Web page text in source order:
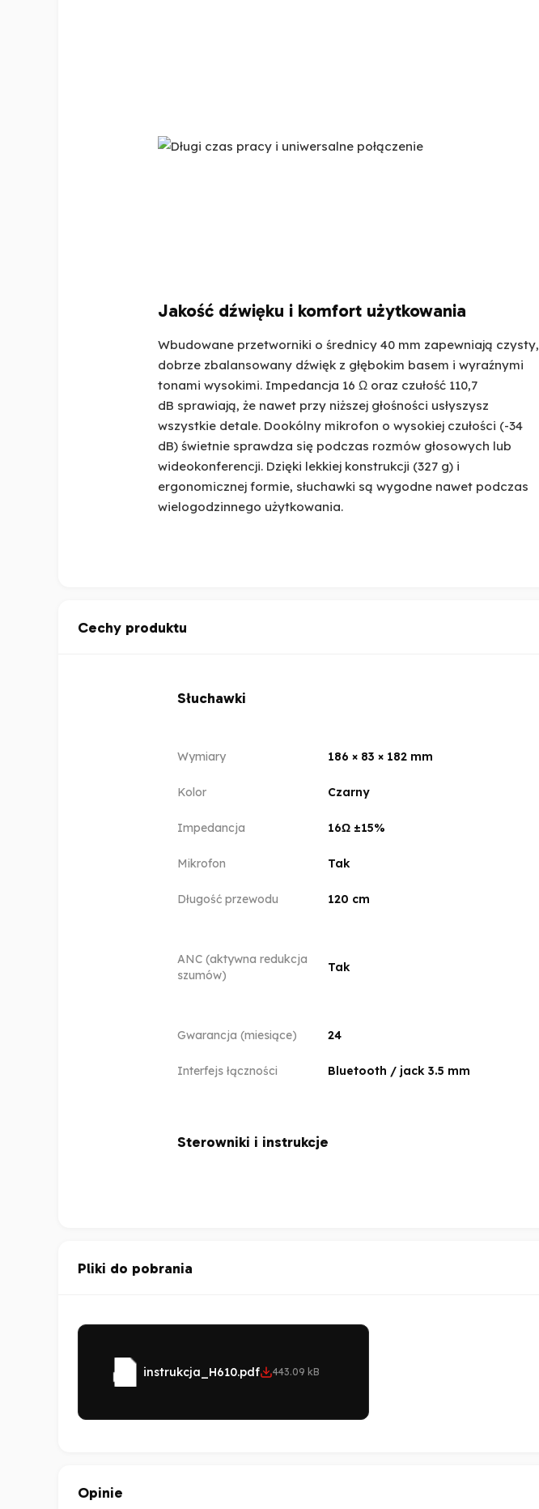
Jakość dźwięku i komfort użytkowania
Wbudowane przetworniki o średnicy 40 mm zapewniają czysty,
dobrze zbalansowany dźwięk z głębokim basem i wyraźnymi
tonami wysokimi. Impedancja 16 Ω oraz czułość 110,7
dB sprawiają, że nawet przy niższej głośności usłyszysz
wszystkie detale. Dookólny mikrofon o wysokiej czułości (-34
dB) świetnie sprawdza się podczas rozmów głosowych lub
wideokonferencji. Dzięki lekkiej konstrukcji (327 g) i
ergonomicznej formie, słuchawki są wygodne nawet podczas
wielogodzinnego użytkowania.
Cechy produktu
Słuchawki
Wymiary 186 × 83 × 182 mm
Kolor Czarny
Impedancja 16Ω ±15%
Mikrofon Tak
Długość przewodu 120 cm
ANC (aktywna redukcja
szumów)
Tak
Gwarancja (miesiące) 24
Interfejs łączności Bluetooth / jack 3.5 mm
Sterowniki i instrukcje
Pliki do pobrania
instrukcja_H610.pdf 443.09 kB
Opinie